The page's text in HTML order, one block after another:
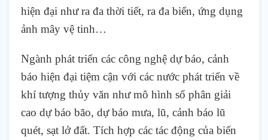
hiện đại như ra đa thời tiết, ra đa biển, ứng dụng
ảnh mây vệ tinh…
Ngành phát triển các công nghệ dự báo, cảnh
báo hiện đại tiệm cận với các nước phát triển về
khí tượng thủy văn như mô hình số phân giải
cao dự báo bão, dự báo mưa, lũ, cảnh báo lũ
quét, sạt lở đất. Tích hợp các tác động của biến